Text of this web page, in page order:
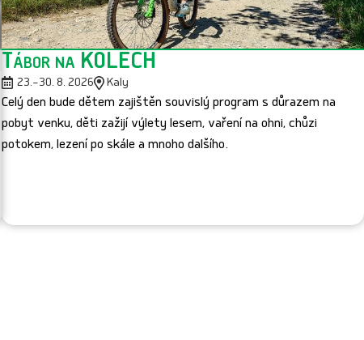
Tábor na KOLECH
23.–30. 8. 2026 Kaly
Celý den bude dětem zajištěn souvislý program s důrazem na
pobyt venku, děti zažijí výlety lesem, vaření na ohni, chůzi
potokem, lezení po skále a mnoho dalšího.